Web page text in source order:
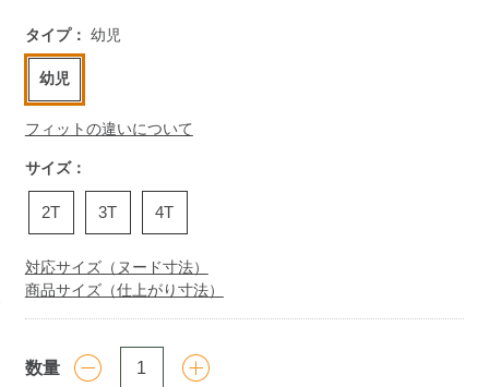
タイプ： 幼児
幼児
フィットの違いについて
サイズ：
2T 3T 4T
対応サイズ（ヌード寸法）
商品サイズ（仕上がり寸法）
数量